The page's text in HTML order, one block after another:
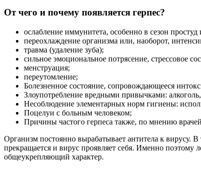
От чего и почему появляется герпес?
ослабление иммунитета, особенно в сезон простуд
переохлаждение организма или, наоборот,
травма (удаление зуба);
сильное эмоциональное потрясение, стрессовое
менструация;
переутомление;
Болезненное состояние, сопровождающееся
Злоупотребление вредными привычками:
Несоблюдение элементарных норм гигиены:
Поцелуи с больным человеком;
Причины частого герпеса также, по мнению
Организм постоянно вырабатывает антитела к вирусу.
прекращается и вирус проявляет себя. Именно
общеукрепляющий характер.